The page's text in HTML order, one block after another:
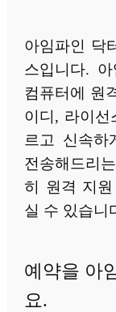
아임파인 닥
스입니다.
컴퓨터에 원
이디, 라이
르고 신속하
전송해드리
히 원격 지
실 수 있습니
예약을 아
요.